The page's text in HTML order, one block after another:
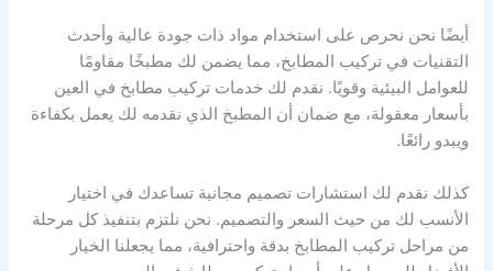
أيضًا نحن نحرص على استخدام مواد ذات جودة عالية وأحدث
التقنيات في تركيب المطابخ، مما يضمن لك مطبخًا مقاومًا
للعوامل البيئية وقويًا. نقدم لك خدمات تركيب مطابخ في العين
بأسعار معقولة، مع ضمان أن المطبخ الذي نقدمه لك يعمل بكفاءة
ويبدو رائعًا.
كذلك نقدم لك استشارات تصميم مجانية تساعدك في اختيار
الأنسب لك من حيث السعر والتصميم. نحن نلتزم بتنفيذ كل مرحلة
من مراحل تركيب المطابخ بدقة واحترافية، مما يجعلنا الخيار